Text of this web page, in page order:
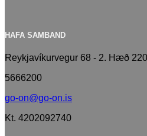
HAFA SAMBAND
Reykjavíkurvegur 68 - 2. Hæð
5666200
go-on@go-on.is
Kt. 4202092740